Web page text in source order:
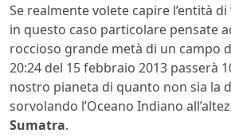
Se realmente volete capire l’entità di
in questo caso particolare pensate
roccioso grande metà di un campo
20:24 del 15 febbraio 2013 passerà
nostro pianeta di quanto non sia la
sorvolando l’Oceano Indiano
Sumatra.